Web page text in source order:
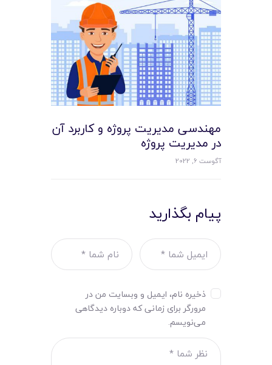
مهندسی مدیریت پروژه و کاربرد آن
در مدیریت پروژه
آگوست 6, 2022
پیام بگذارید
ذخیره نام، ایمیل و وبسایت من در
مرورگر برای زمانی که دوباره دیدگاهی
می‌نویسم.